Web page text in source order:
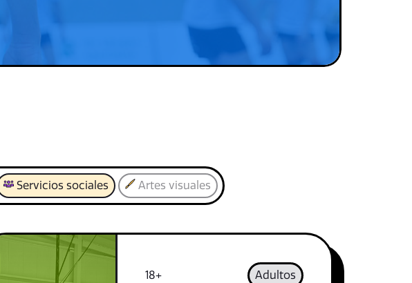
Servicios sociales Artes visuales
18+ Adultos